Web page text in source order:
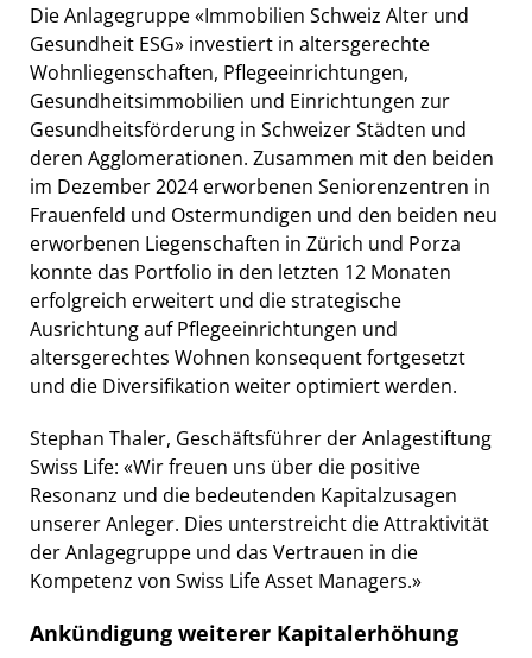
Die Anlagegruppe «Immobilien Schweiz Alter und
Gesundheit ESG» investiert in altersgerechte
Wohnliegenschaften, Pflegeeinrichtungen,
Gesundheitsimmobilien und Einrichtungen zur
Gesundheitsförderung in Schweizer Städten und
deren Agglomerationen. Zusammen mit den beiden
im Dezember 2024 erworbenen Seniorenzentren in
Frauenfeld und Ostermundigen und den beiden neu
erworbenen Liegenschaften in Zürich und Porza
konnte das Portfolio in den letzten 12 Monaten
erfolgreich erweitert und die strategische
Ausrichtung auf Pflegeeinrichtungen und
altersgerechtes Wohnen konsequent fortgesetzt
und die Diversifikation weiter optimiert werden.
Stephan Thaler, Geschäftsführer der Anlagestiftung
Swiss Life: «Wir freuen uns über die positive
Resonanz und die bedeutenden Kapitalzusagen
unserer Anleger. Dies unterstreicht die Attraktivität
der Anlagegruppe und das Vertrauen in die
Kompetenz von Swiss Life Asset Managers.»
Ankündigung weiterer Kapitalerhöhung